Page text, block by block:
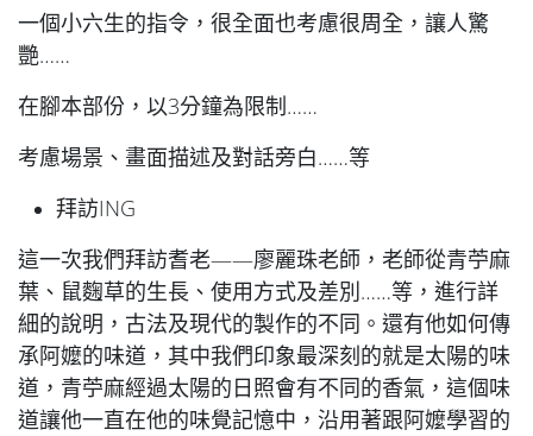
一個小六生的指令，很全面也考慮很周全，讓人驚
艷……
在腳本部份，以3分鐘為限制……
考慮場景、畫面描述及對話旁白……等
拜訪ING
這一次我們拜訪耆老——廖麗珠老師，老師從青苧麻
葉、鼠麴草的生長、使用方式及差別……等，進行詳
細的說明，古法及現代的製作的不同。還有他如何傳
承阿嬤的味道，其中我們印象最深刻的就是太陽的味
道，青苧麻經過太陽的日照會有不同的香氣，這個味
道讓他一直在他的味覺記憶中，沿用著跟阿嬤學習的